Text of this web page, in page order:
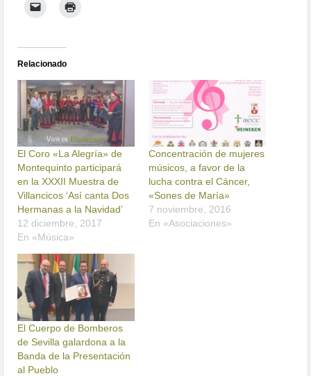
Relacionado
El Coro «La Alegría» de
Montequinto participará
en la XXXII Muestra de
Villancicos ‘Así canta Dos
Hermanas a la Navidad’
12 diciembre, 2017
En «Música»
Concentración de mujeres
músicos, a favor de la
lucha contra el Cáncer,
«Sones de María»
7 noviembre, 2016
En «Asociaciones»
El Cuerpo de Bomberos
de Sevilla galardona a la
Banda de la Presentación
al Pueblo